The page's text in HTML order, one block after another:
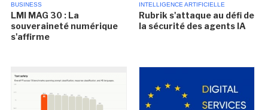
BUSINESS
LMI MAG 30 : La
souveraineté numérique
s'affirme
INTELLIGENCE ARTIFICIELLE
Rubrik s'attaque au défi de
la sécurité des agents IA